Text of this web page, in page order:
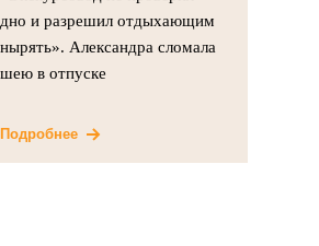
дно и разрешил отдыхающим
нырять». Александра сломала
шею в отпуске
Подробнее